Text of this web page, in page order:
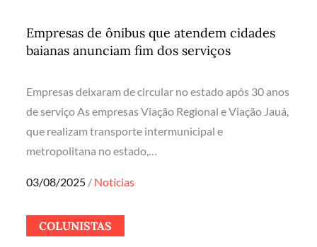
Empresas de ônibus que atendem cidades
baianas anunciam fim dos serviços
Empresas deixaram de circular no estado após 30 anos
de serviço As empresas Viação Regional e Viação Jauá,
que realizam transporte intermunicipal e
metropolitana no estado,…
Posted
03/08/2025 Notícias
COLUNISTAS